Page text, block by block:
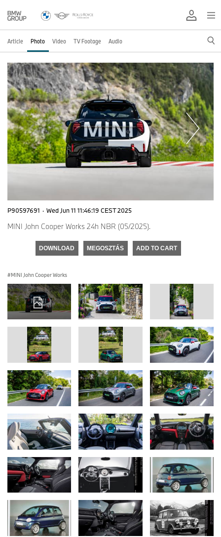
Article Photo Video TV Footage Audio
P90597691 · Wed Jun 11 11:46:19 CEST 2025
MINI John Cooper Works 24h NBR (05/2025).
DOWNLOAD MEGOSZTÁS ADD TO CART
MINI John Cooper Works